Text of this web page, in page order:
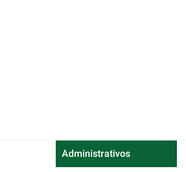
Administrativos